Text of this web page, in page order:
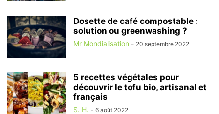
Dosette de café compostable :
solution ou greenwashing ?
Mr Mondialisation - 20 septembre 2022
5 recettes végétales pour
découvrir le tofu bio, artisanal et
français
S. H. - 6 août 2022